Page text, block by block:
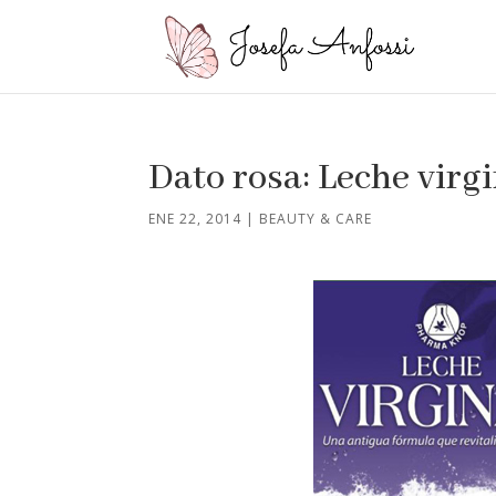
Dato rosa: Leche
ENE 22, 2014 | BEAUTY & CARE